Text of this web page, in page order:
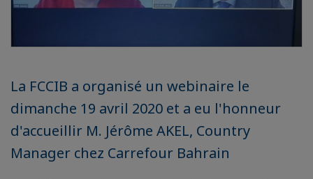
La FCCIB a organisé un webinaire le
dimanche 19 avril 2020 et a eu l'honneur
d'accueillir M. Jérôme AKEL, Country
Manager chez Carrefour Bahrain